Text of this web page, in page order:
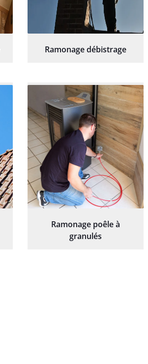
Ramonage débistrage
Ramonage poêle à
granulés